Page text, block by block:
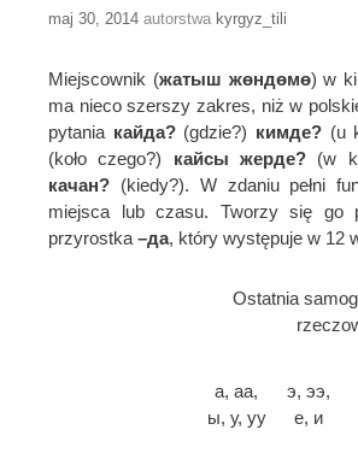
maj 30, 2014 autorstwa kyrgyz_tili
Miejscownik (жатыш жөндөмө) w
ma nieco szerszy zakres, niż w
pytania кайда?(gdzie?) кимде? (u
(koło czego?) кайсы жерде? (w
качан? (kiedy?). W zdaniu pełni
miejsca lub czasu. Tworzy się go
przyrostka –да, który występuje w 12
Ostatnia
а, аа,
ы, у, уу
э, ээ,
е, и